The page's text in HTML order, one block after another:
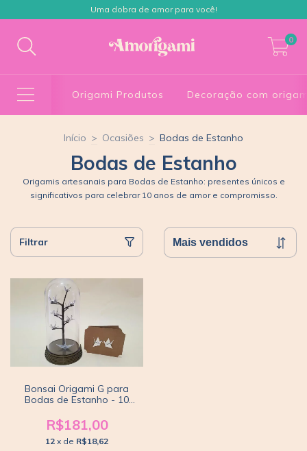
Uma dobra de amor para você!
0
Origami Produtos Decoração com
Início > Ocasiões > Bodas de Estanho
Bodas de Estanho
Origamis artesanais para Bodas de Estanho: presentes únicos e
significativos para celebrar 10 anos de amor e compromisso.
Filtrar
Bonsai Origami G para
Bodas de Estanho - 10
R$181,00
12 x de R$18,62